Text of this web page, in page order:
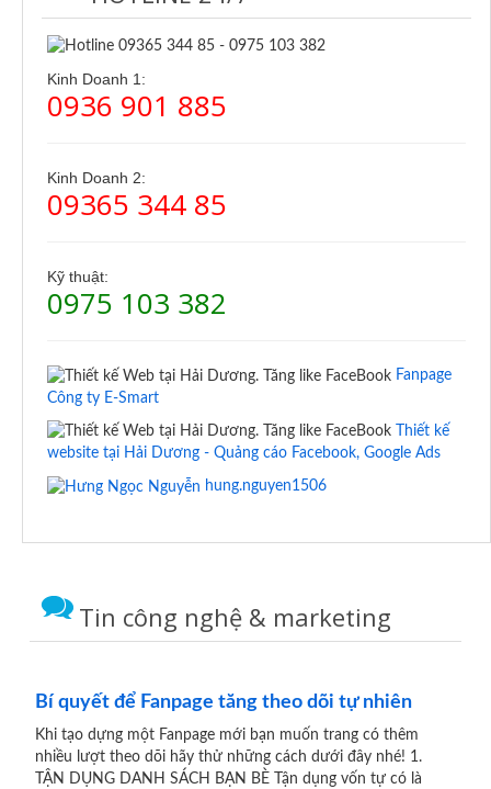
Kinh Doanh 1:
0936 901 885
Kinh Doanh 2:
09365 344 85
Kỹ thuật:
0975 103 382
Fanpage
Công ty E-Smart
Thiết kế
website tại Hải Dương - Quảng cáo Facebook, Google Ads
hung.nguyen1506
Tin công nghệ & marketing
Bí quyết để Fanpage tăng theo dõi tự nhiên
Khi tạo dựng một Fanpage mới bạn muốn trang có thêm
nhiều lượt theo dõi hãy thử những cách dưới đây nhé! 1.
TẬN DỤNG DANH SÁCH BẠN BÈ Tận dụng vốn tự có là